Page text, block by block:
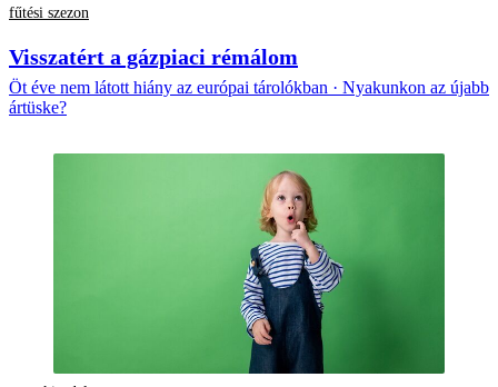
fűtési szezon
Visszatért a gázpiaci rémálom
Öt éve nem látott hiány az európai tárolókban · Nyakunkon az újabb
ártüske?